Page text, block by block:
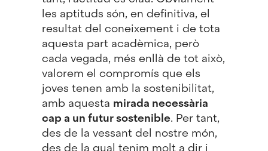
les aptituds són, en definitiva, el
resultat del coneixement i de tota
aquesta part acadèmica, però
cada vegada, més enllà de tot això,
valorem el compromís que els
joves tenen amb la sostenibilitat,
amb aquesta mirada necessària
cap a un futur sostenible. Per tant,
des de la vessant del nostre món,
des de la qual tenim molt a dir i